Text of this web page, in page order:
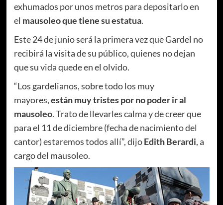
exhumados por unos metros para depositarlo en
el mausoleo que tiene su estatua.
Este 24 de junio será la primera vez que Gardel no
recibirá la visita de su público, quienes no dejan
que su vida quede en el olvido.
“Los gardelianos, sobre todo los muy
mayores,están muy tristes por no poder ir al
mausoleo. Trato de llevarles calma y de creer que
para el 11 de diciembre (fecha de nacimiento del
cantor) estaremos todos allí”, dijoEdith Berardi, a
cargo del mausoleo.